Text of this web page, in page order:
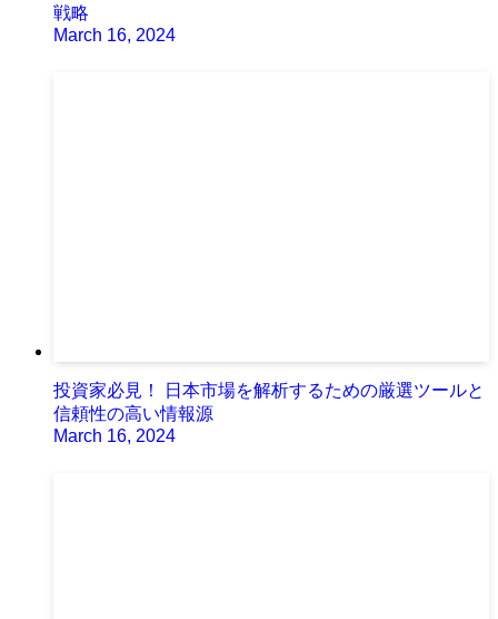
戦略
March 16, 2024
投資家必見！ 日本市場を解析するための厳選ツールと
信頼性の高い情報源
March 16, 2024